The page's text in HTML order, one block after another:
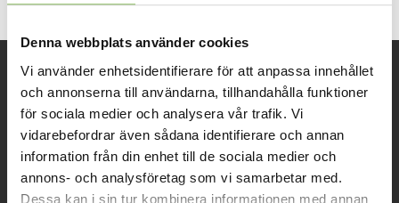
Denna webbplats använder cookies
Vi använder enhetsidentifierare för att anpassa innehållet
och annonserna till användarna, tillhandahålla funktioner
för sociala medier och analysera vår trafik. Vi
vidarebefordrar även sådana identifierare och annan
information från din enhet till de sociala medier och
annons- och analysföretag som vi samarbetar med.
Dessa kan i sin tur kombinera informationen med annan
INFORMATION
Om oss
Kontakt